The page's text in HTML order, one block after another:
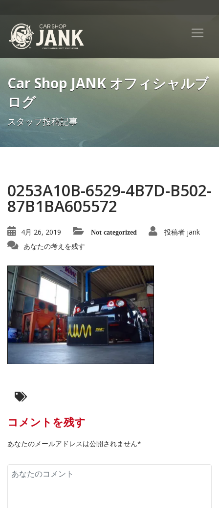
Car Shop JANK オフィシャルブ
ログ
スタッフ投稿記事
0253A10B-6529-4B7D-B502-
87B1BA605572
4月 26, 2019 Not categorized 投稿者 jank
あなたの考えを残す
コメントを残す
あなたのメールアドレスは公開されません*